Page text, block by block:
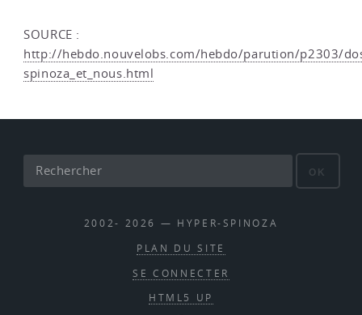
SOURCE :
http://hebdo.nouvelobs.com/hebdo/parution/p2303/
spinoza_et_nous.html
OK
2002- 2026 — HYPER-SPINOZA
PLAN DU SITE
SE CONNECTER
HTML5 UP